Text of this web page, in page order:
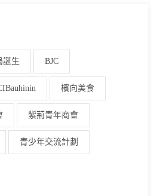
誕生 BJC
檳向美食
紫荊青年商會
青少年交流計劃